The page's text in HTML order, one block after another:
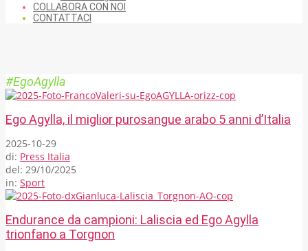
COLLABORA CON NOI
CONTATTACI
#EgoAgylla
Ego Agylla, il miglior purosangue arabo 5 anni d’Italia
2025-10-29
di: Press Italia
del: 29/10/2025
in: Sport
Endurance da campioni: Laliscia ed Ego Agylla
trionfano a Torgnon